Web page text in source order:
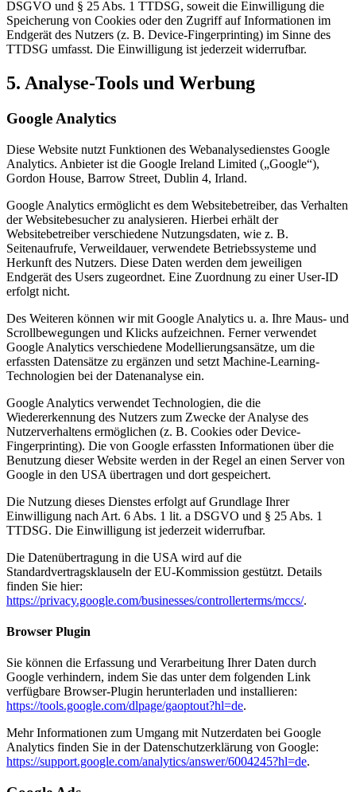
DSGVO und § 25 Abs. 1 TTDSG, soweit die Einwilligung die
Speicherung von Cookies oder den Zugriff auf Informationen im
Endgerät des Nutzers (z. B. Device-Fingerprinting) im Sinne des
TTDSG umfasst. Die Einwilligung ist jederzeit widerrufbar.
5. Analyse-Tools und Werbung
Google Analytics
Diese Website nutzt Funktionen des Webanalysedienstes Google
Analytics. Anbieter ist die Google Ireland Limited („Google“),
Gordon House, Barrow Street, Dublin 4, Irland.
Google Analytics ermöglicht es dem Websitebetreiber, das Verhalten
der Websitebesucher zu analysieren. Hierbei erhält der
Websitebetreiber verschiedene Nutzungsdaten, wie z. B.
Seitenaufrufe, Verweildauer, verwendete Betriebssysteme und
Herkunft des Nutzers. Diese Daten werden dem jeweiligen
Endgerät des Users zugeordnet. Eine Zuordnung zu einer User-ID
erfolgt nicht.
Des Weiteren können wir mit Google Analytics u. a. Ihre Maus- und
Scrollbewegungen und Klicks aufzeichnen. Ferner verwendet
Google Analytics verschiedene Modellierungsansätze, um die
erfassten Datensätze zu ergänzen und setzt Machine-Learning-
Technologien bei der Datenanalyse ein.
Google Analytics verwendet Technologien, die die
Wiedererkennung des Nutzers zum Zwecke der Analyse des
Nutzerverhaltens ermöglichen (z. B. Cookies oder Device-
Fingerprinting). Die von Google erfassten Informationen über die
Benutzung dieser Website werden in der Regel an einen Server von
Google in den USA übertragen und dort gespeichert.
Die Nutzung dieses Dienstes erfolgt auf Grundlage Ihrer
Einwilligung nach Art. 6 Abs. 1 lit. a DSGVO und § 25 Abs. 1
TTDSG. Die Einwilligung ist jederzeit widerrufbar.
Die Datenübertragung in die USA wird auf die
Standardvertragsklauseln der EU-Kommission gestützt. Details
finden Sie hier:
https://privacy.google.com/businesses/controllerterms/mccs/.
Browser Plugin
Sie können die Erfassung und Verarbeitung Ihrer Daten durch
Google verhindern, indem Sie das unter dem folgenden Link
verfügbare Browser-Plugin herunterladen und installieren:
https://tools.google.com/dlpage/gaoptout?hl=de.
Mehr Informationen zum Umgang mit Nutzerdaten bei Google
Analytics finden Sie in der Datenschutzerklärung von Google:
https://support.google.com/analytics/answer/6004245?hl=de.